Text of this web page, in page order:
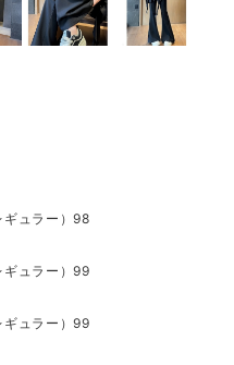
ュラー）98
ュラー）99
ュラー）99